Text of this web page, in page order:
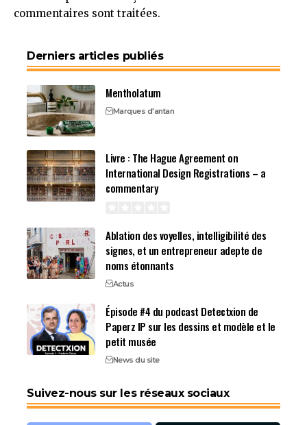
commentaires sont traitées.
Derniers articles publiés
Mentholatum
Marques d'antan
Livre : The Hague Agreement on
International Design Registrations – a
commentary
Ablation des voyelles, intelligibilité des
signes, et un entrepreneur adepte de
noms étonnants
Actus
Épisode #4 du podcast Detectxion de
Paperz IP sur les dessins et modèle et le
petit musée
News du site
Suivez-nous sur les réseaux sociaux